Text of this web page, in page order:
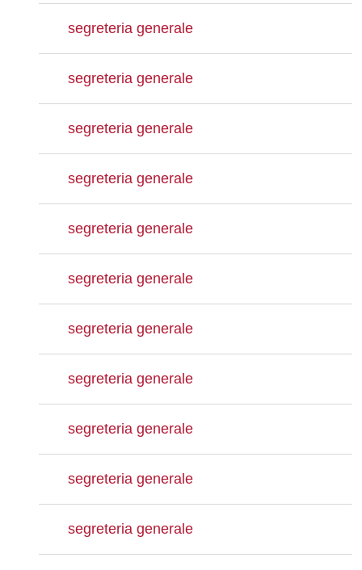
segreteria generale
segreteria generale
segreteria generale
segreteria generale
segreteria generale
segreteria generale
segreteria generale
segreteria generale
segreteria generale
segreteria generale
segreteria generale